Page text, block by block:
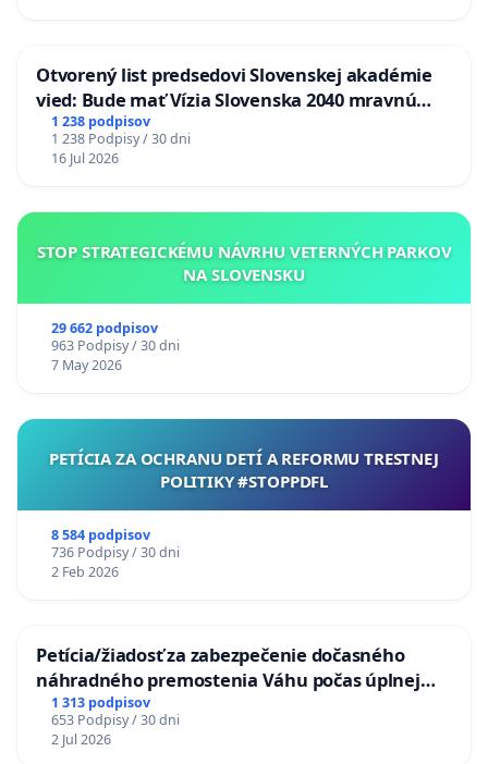
Otvorený list predsedovi Slovenskej akadémie
vied: Bude mať Vízia Slovenska 2040 mravnú
chrbticu?
1 238 podpisov
1 238 Podpisy / 30 dni
16 Jul 2026
STOP STRATEGICKÉMU NÁVRHU VETERNÝCH PARKOV
NA SLOVENSKU
29 662 podpisov
963 Podpisy / 30 dni
7 May 2026
PETÍCIA ZA OCHRANU DETÍ A REFORMU TRESTNEJ
POLITIKY #STOPPDFL
8 584 podpisov
736 Podpisy / 30 dni
2 Feb 2026
Petícia/žiadosť za zabezpečenie dočasného
náhradného premostenia Váhu počas úplnej
uzávery Vážskeho mosta v Komárne
1 313 podpisov
653 Podpisy / 30 dni
2 Jul 2026